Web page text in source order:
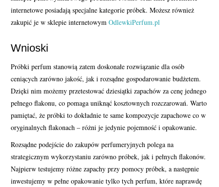
internetowe posiadają specjalne kategorie próbek. Możesz również
zakupić je w sklepie internetowymOdlewkiPerfum.pl
Wnioski
Próbki perfum stanowią zatem doskonałe rozwiązanie dla osób
ceniących zarówno jakość, jak i rozsądne gospodarowanie budżetem.
Dzięki nim możemy przetestować dziesiątki zapachów za cenę jednego
pełnego flakonu, co pomaga uniknąć kosztownych rozczarowań. Warto
pamiętać, że próbki to dokładnie te same kompozycje zapachowe co w
oryginalnych flakonach – różni je jedynie pojemność i opakowanie.
Rozsądne podejście do zakupów perfumeryjnych polega na
strategicznym wykorzystaniu zarówno próbek, jak i pełnych flakonów.
Najpierw testujemy różne zapachy przy pomocy próbek, a następnie
inwestujemy w pełne opakowanie tylko tych perfum, które naprawdę